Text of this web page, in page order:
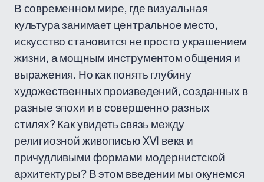
В современном мире, где визуальная
культура занимает центральное место,
искусство становится не просто украшением
жизни, а мощным инструментом общения и
выражения. Но как понять глубину
художественных произведений, созданных в
разные эпохи и в совершенно разных
стилях? Как увидеть связь между
религиозной живописью XVI века и
причудливыми формами модернистской
архитектуры? В этом введении мы окунемся